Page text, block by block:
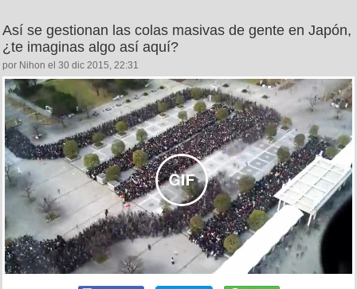
Así se gestionan las colas masivas de gente en Japón,
¿te imaginas algo así aquí?
por Nihon el 30 dic 2015, 22:31